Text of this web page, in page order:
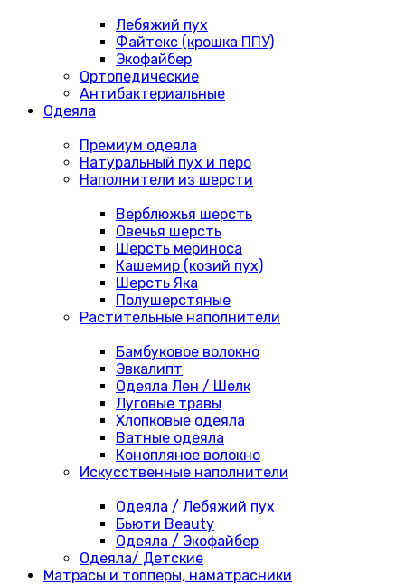
Лебяжий пух
Файтекс (крошка ППУ)
Экофайбер
Ортопедические
Антибактериальные
Одеяла
Премиум одеяла
Натуральный пух и перо
Наполнители из шерсти
Верблюжья шерсть
Овечья шерсть
Шерсть мериноса
Кашемир (козий пух)
Шерсть Яка
Полушерстяные
Растительные наполнители
Бамбуковое волокно
Эвкалипт
Одеяла Лен / Шелк
Луговые травы
Хлопковые одеяла
Ватные одеяла
Конопляное волокно
Искусственные наполнители
Одеяла / Лебяжий пух
Бьюти Beauty
Одеяла / Экофайбер
Одеяла/ Детские
Матрасы и топперы, наматрасники